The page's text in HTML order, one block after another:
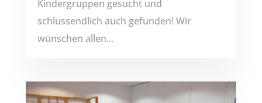
Kindergruppen gesucht und
schlussendlich auch gefunden! Wir
wünschen allen...